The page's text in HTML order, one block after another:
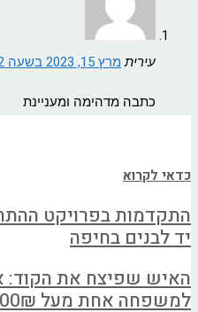
עירית מרץ 15, 2023 בשעה 5:32 pm
כתבה מדהימה ומעניינת
כדאי לקרוא
התקדמות בפרויקט
יד לבנים בחיפה
האיש שפיצח את הקוד:
למשפחה אחת מעל 100,000₪?